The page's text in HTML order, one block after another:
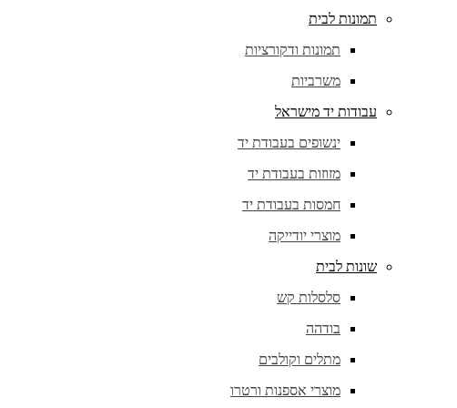
תמונות לבית
תמונות ודקורציות
משרביות
עבודות יד מישראל
ינשופים בעבודת יד
מזוזות בעבודת יד
חמסות בעבודת יד
מוצרי יודייקה
שונות לבית
סלסלות קש
בודהה
מתלים וקולבים
מוצרי אספנות ורטרו